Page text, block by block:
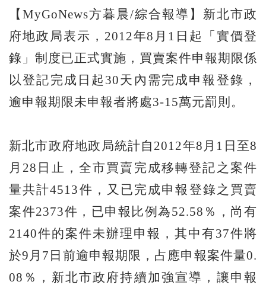
【MyGoNews方暮晨/綜合報導】新北市政
府地政局表示，2012年8月1日起「實價登
錄」制度已正式實施，買賣案件申報期限係
以登記完成日起30天內需完成申報登錄，
逾申報期限未申報者將處3-15萬元罰則。
新北市政府地政局統計自2012年8月1日至8
月28日止，全市買賣完成移轉登記之案件
量共計4513件，又已完成申報登錄之買賣
案件2373件，已申報比例為52.58％，尚有
2140件的案件未辦理申報，其中有37件將
於9月7日前逾申報期限，占應申報案件量0.
08％，新北市政府持續加強宣導，讓申報